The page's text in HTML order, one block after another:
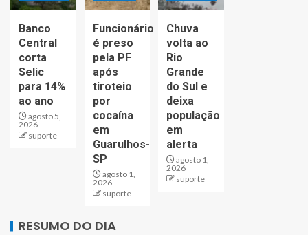
Banco
Central
corta
Selic
para 14%
ao ano
agosto 5,
2026
suporte
Funcionário
é preso
pela PF
após
tiroteio
por
cocaína
em
Guarulhos-
SP
agosto 1,
2026
suporte
Chuva
volta ao
Rio
Grande
do Sul e
deixa
população
em
alerta
agosto 1,
2026
suporte
RESUMO DO DIA